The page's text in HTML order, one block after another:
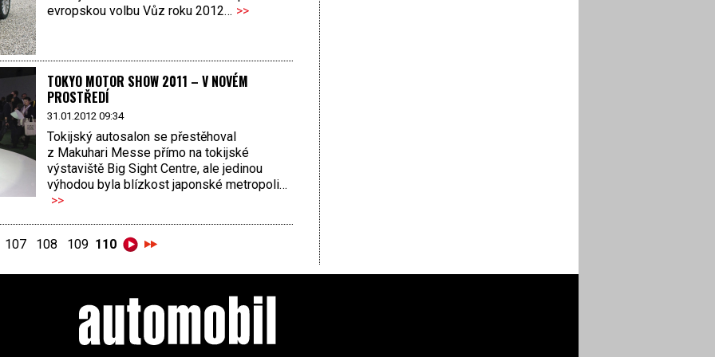
evropskou volbu Vůz roku 2012… >>
TOKYO MOTOR SHOW 2011 – V NOVÉM
PROSTŘEDÍ
31.01.2012 09:34
Tokijský autosalon se přestěhoval
z Makuhari Messe přímo na tokijské
výstaviště Big Sight Centre, ale jedinou
výhodou byla blízkost japonské metropoli…
>>
107 108 109 110